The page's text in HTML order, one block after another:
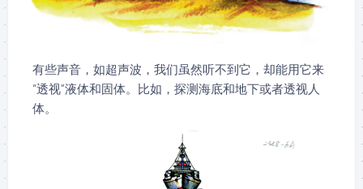
有些声音，如超声波，我们虽然听不到它，却能用它来
“透视”液体和固体。比如，探测海底和地下或者透视人
体。